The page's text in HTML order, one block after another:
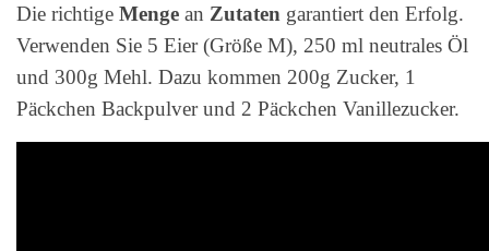
Die richtige Menge an Zutaten garantiert den Erfolg.
Verwenden Sie 5 Eier (Größe M), 250 ml neutrales Öl
und 300g Mehl. Dazu kommen 200g Zucker, 1
Päckchen Backpulver und 2 Päckchen Vanillezucker.